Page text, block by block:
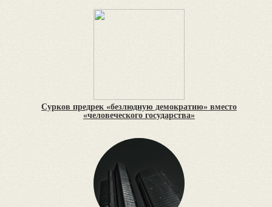
Сурков предрек «безлюдную демократию» вместо
«человеческого государства»